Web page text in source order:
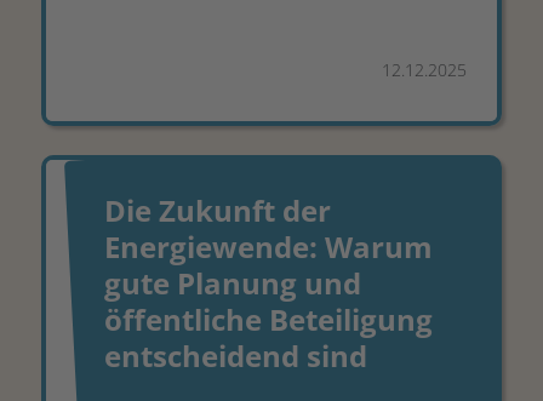
12.12.2025
Die Zukunft der
Energiewende: Warum
gute Planung und
öffentliche Beteiligung
entscheidend sind